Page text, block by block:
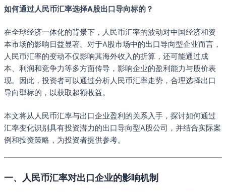
如何通过人民币汇率选择A股出口导向标的？
在全球经济一体化的背景下，人民币汇率的波动对中国经济和资
本市场的影响日益显著。对于A股市场中的出口导向型企业而言，
人民币汇率的变动不仅影响其海外收入的折算，还可能通过成
本、利润和竞争力等多方面传导，影响企业的盈利能力与股价表
现。因此，投资者可以通过分析人民币汇率走势，合理选择出口
导向型标的，以获取超额收益。
本文将从人民币汇率与出口企业盈利的关系入手，探讨如何通过
汇率变化识别具有投资潜力的出口导向型A股公司，并结合实际案
例和投资策略，为投资者提供参考。
一、人民币汇率对出口企业的影响机制